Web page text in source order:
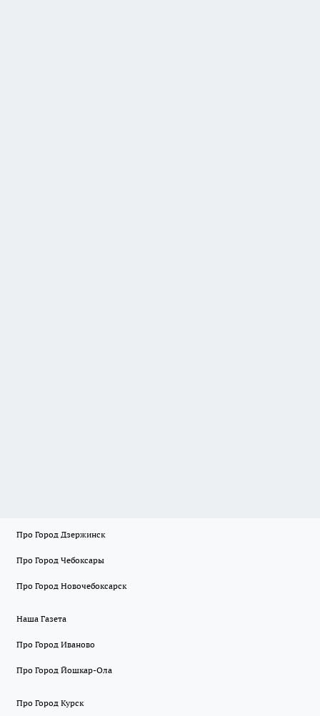
Про Город Дзержинск
Про Город Чебоксары
Про Город Новочебоксарск
Наша Газета
Про Город Иваново
Про Город Йошкар-Ола
Про Город Курск